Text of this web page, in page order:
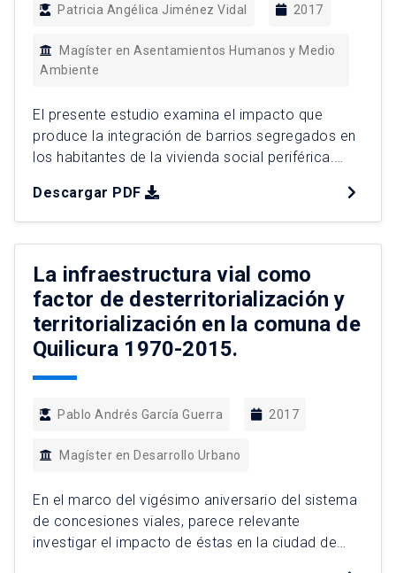
Patricia Angélica Jiménez Vidal 2017
Magíster en Asentamientos Humanos y Medio
Ambiente
El presente estudio examina el impacto que
produce la integración de barrios segregados en
los habitantes de la vivienda social periférica.
intervenciones del Estado, frente a su
construcción, transformación y rehabilitación;
profundizando en las dinámicas socio-
territoriales que se desprenden de las
actuaciones que procuran terminar con la
segregación […]
Descargar PDF
La infraestructura vial como
factor de desterritorialización y
territorialización en la comuna de
Quilicura 1970-2015.
Pablo Andrés García Guerra 2017
Magíster en Desarrollo Urbano
En el marco del vigésimo aniversario del sistema
de concesiones viales, parece relevante
investigar el impacto de éstas en la ciudad de